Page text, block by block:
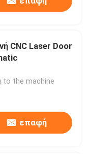
CNC Laser Door
to the machine
επαφή